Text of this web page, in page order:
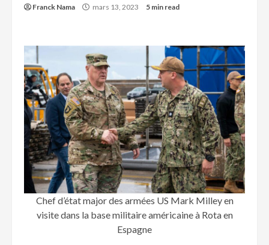
Franck Nama mars 13, 2023 5 min read
Chef d’état major des armées US Mark Milley en
visite dans la base militaire américaine à Rota en
Espagne